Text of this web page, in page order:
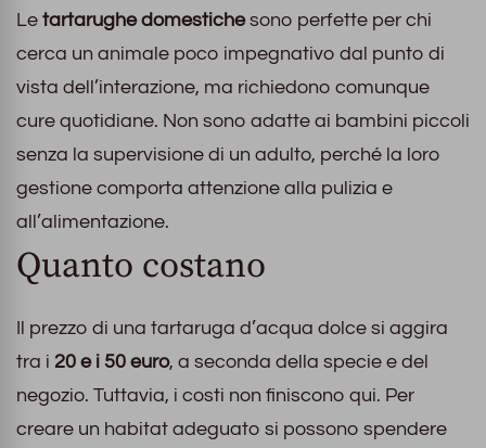
Le tartarughe domestichesono perfette per chi
cerca un animale poco impegnativo dal punto di
vista dell’interazione, ma richiedono comunque
cure quotidiane. Non sono adatte ai bambini piccoli
senza la supervisione di un adulto, perché la loro
gestione comporta attenzione alla pulizia e
all’alimentazione.
Quanto costano
Il prezzo di una tartaruga d’acqua dolce si aggira
tra i 20 e i 50 euro, a seconda della specie e del
negozio. Tuttavia, i costi non finiscono qui. Per
creare un habitat adeguato si possono spendere